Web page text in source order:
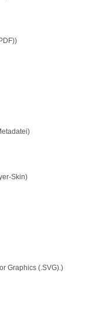
Skin)
Graphics (.SVG).)